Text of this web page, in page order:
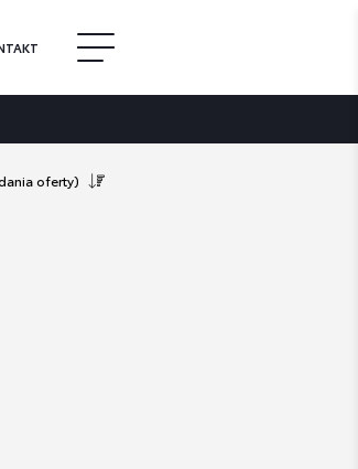
oferty)